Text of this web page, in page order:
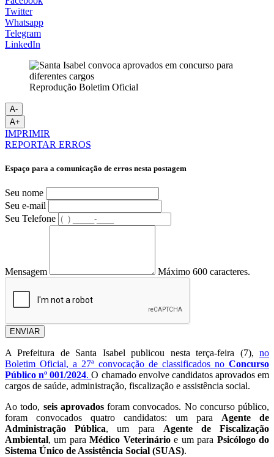
Twitter
Whatsapp
Telegram
LinkedIn
Reprodução Boletim Oficial
A-
A+
IMPRIMIR
REPORTAR ERROS
Espaço para a comunicação de erros nesta postagem
Seu nome
Seu e-mail
Seu Telefone
Mensagem Máximo 600 caracteres.
ENVIAR
A Prefeitura de Santa Isabel publicou nesta terça-feira (7), no
Boletim Oficial, a 27ª convocação de classificados no Concurso
Público nº 001/2024.O chamado envolve candidatos aprovados em
cargos de saúde, administração, fiscalização e assistência social.
Ao todo, seis aprovadosforam convocados. No concurso público,
foram convocados quatro candidatos: um para Agente de
Administração Pública, um para Agente de Fiscalização
Ambiental, um paraMédico Veterinárioe um para Psicólogo do
Sistema Único de Assistência Social (SUAS).